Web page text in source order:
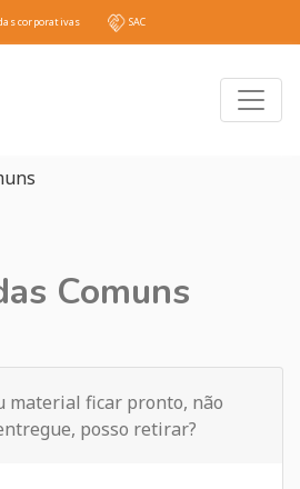
corporativas SAC
Comuns
material ficar pronto, não
posso retirar?